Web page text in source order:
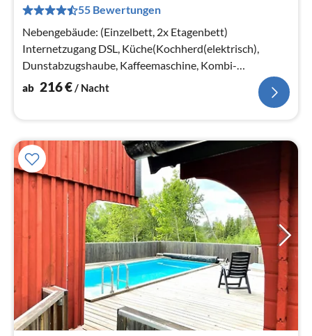
55 Bewertungen
Nebengebäude: (Einzelbett, 2x Etagenbett)
Internetzugang DSL, Küche(Kochherd(elektrisch),
Dunstabzugshaube, Kaffeemaschine, Kombi-
Mikrowelle, Spülmaschine, Kühl-/Gefrierkombinatio...
ab 216€/ Nacht